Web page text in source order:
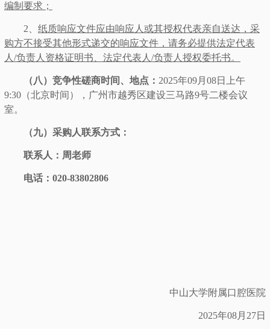
编制要求；
2、 纸质响应文件应由响应人或其授权代表亲自送达，采
购方不接受其他形式递交的响应文件，请务必提供法定代表
人 /负责人资格证明书、法定代表人/负责人授权委托书。
（八 ）竞争性磋商时间、地点： 2025年09月08日
上午
9:30 （北京时间 ）， 广州市越秀区建设三马路9号二楼会议
室。
（九）采购人联系方式：
联系人： 周老师
电话：020-83802806
中山大学附属口腔医院
2025年08月27日